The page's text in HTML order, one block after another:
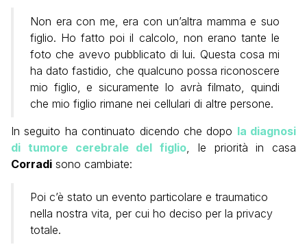
Non era con me, era con un’altra mamma e suo
figlio. Ho fatto poi il calcolo, non erano tante le
foto che avevo pubblicato di lui. Questa cosa mi
ha dato fastidio, che qualcuno possa riconoscere
mio figlio, e sicuramente lo avrà filmato, quindi
che mio figlio rimane nei cellulari di altre persone.
In seguito ha continuato dicendo che dopo la diagnosi
di tumore cerebrale del figlio , le priorità in casa
Corradi sono cambiate:
Poi c’è stato un evento particolare e traumatico
nella nostra vita, per cui ho deciso per la privacy
totale.